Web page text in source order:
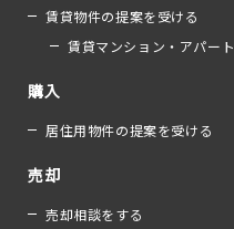
賃貸物件の提案を受ける
賃貸マンション・アパート
購入
居住用物件の提案を受ける
売却
売却相談をする